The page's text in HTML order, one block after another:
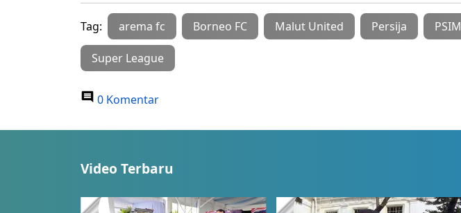
Tag: arema fc Borneo FC Malut United Persija PSIM
Super League
0 Komentar
Video Terbaru